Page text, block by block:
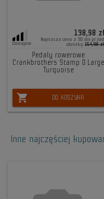
Dostępne
Najniższa cena z 30 dni przed
obniżką 154,98 zł
138,98 zł
Pedały rowerowe
Crankbrothers Stamp 0 Large
Turquoise
shopping_cart DO KOSZYKA
Inne najczęściej